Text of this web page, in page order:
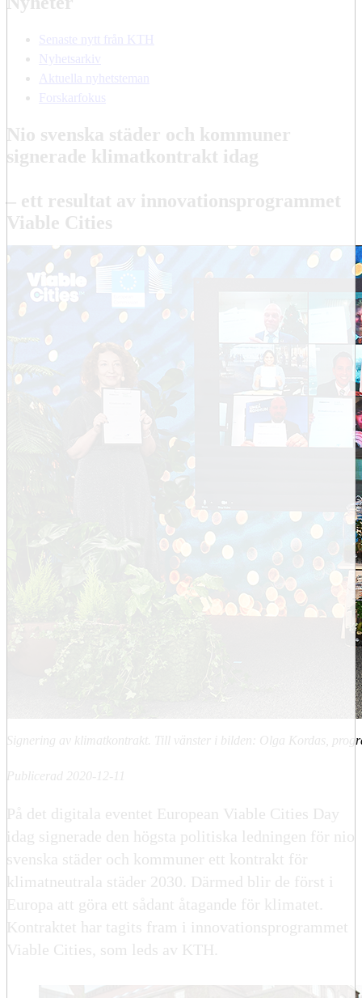
Senaste nytt från KTH
Nyhetsarkiv
Aktuella nyhetsteman
Forskarfokus
Nio svenska städer och kommuner
signerade klimatkontrakt idag
– ett resultat av innovationsprogrammet
Viable Cities
Signering av klimatkontrakt. Till vänster i bilden: Olga Kordas,
Publicerad 2020-12-11
På det digitala eventet European Viable Cities Day
idag signerade den högsta politiska ledningen för nio
svenska städer och kommuner ett kontrakt för
klimatneutrala städer 2030. Därmed blir de först i
Europa att göra ett sådant åtagande för klimatet.
Kontraktet har tagits fram i innovationsprogrammet
Viable Cities, som leds av KTH.